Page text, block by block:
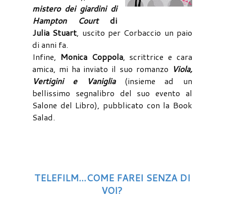
mistero dei giardini di
Hampton Court di
Julia Stuart, uscito per Corbaccio un paio
di anni fa.
Infine, Monica Coppola, scrittrice e cara
amica, mi ha inviato il suo romanzo Viola,
Vertigini e Vaniglia (insieme ad un
bellissimo segnalibro del suo evento al
Salone del Libro), pubblicato con la Book
Salad.
TELEFILM...COME FAREI SENZA DI
VOI?